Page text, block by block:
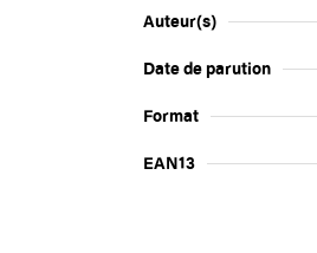
Auteur(s)
Date de parution
Format
EAN13